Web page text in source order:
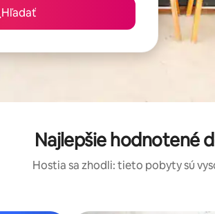
Hľadať
Najlepšie hodnotené
Hostia sa zhodli: tieto pobyty sú